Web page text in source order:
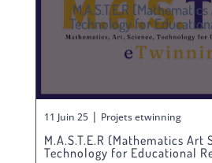
M.A.S.T.E.R
Technology for
11 Juin 25| Projets etwinning
M.A.S.T.E.R (Mathematics Art
Technology for Educational